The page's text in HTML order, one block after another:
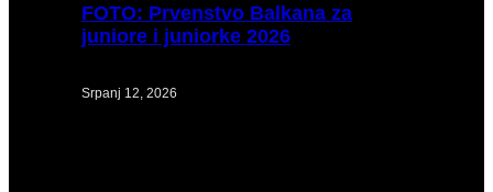
FOTO: Prvenstvo Balkana za
juniore i juniorke 2026
Srpanj 12, 2026